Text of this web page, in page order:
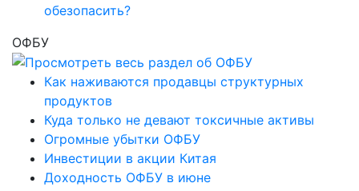
обезопасить?
ОФБУ
Как наживаются продавцы структурных
продуктов
Куда только не девают токсичные активы
Огромные убытки ОФБУ
Инвестиции в акции Китая
Доходность ОФБУ в июне